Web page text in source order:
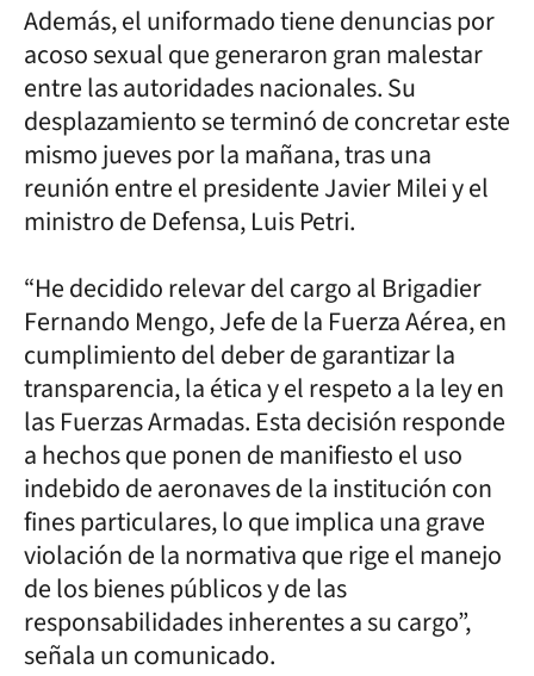
Además, el uniformado tiene denuncias por
acoso sexual que generaron gran malestar
entre las autoridades nacionales. Su
desplazamiento se terminó de concretar este
mismo jueves por la mañana, tras una
reunión entre el presidente Javier Milei y el
ministro de Defensa, Luis Petri.
“He decidido relevar del cargo al Brigadier
Fernando Mengo, Jefe de la Fuerza Aérea, en
cumplimiento del deber de garantizar la
transparencia, la ética y el respeto a la ley en
las Fuerzas Armadas. Esta decisión responde
a hechos que ponen de manifiesto el uso
indebido de aeronaves de la institución con
fines particulares, lo que implica una grave
violación de la normativa que rige el manejo
de los bienes públicos y de las
responsabilidades inherentes a su cargo”,
señala un comunicado.